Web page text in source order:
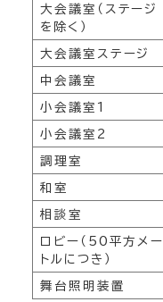
大会議室（ステージ
を除く）
大会議室ステージ
中会議室
小会議室1
小会議室2
調理室
和室
相談室
ロビー（50平方メー
トルにつき）
舞台照明装置